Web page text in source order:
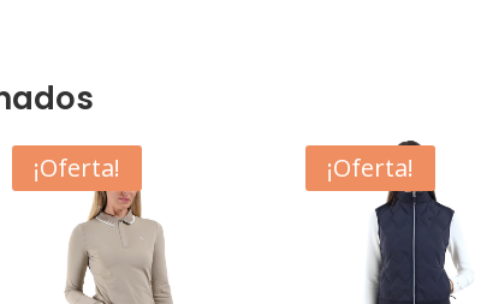
¡Oferta! ¡Oferta!